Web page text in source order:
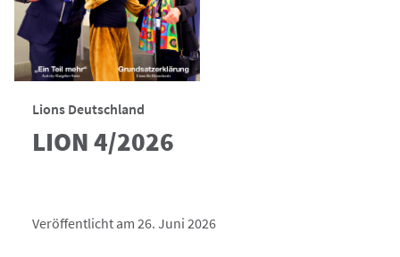
Lions Deutschland
LION 4/2026
Veröffentlicht am 26. Juni 2026